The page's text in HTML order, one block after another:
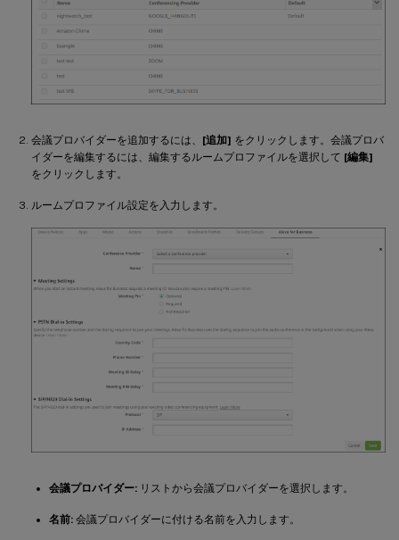
会議プロバイダーを追加するには、 [追加] をクリックします。会議プロバ
イダーを編集するには、編集するルームプロファイルを選択して [編集]
をクリックします。
ルームプロファイル設定を入力します。
会議プロバイダー: リストから会議プロバイダーを選択します。
名前: 会議プロバイダーに付ける名前を入力します。